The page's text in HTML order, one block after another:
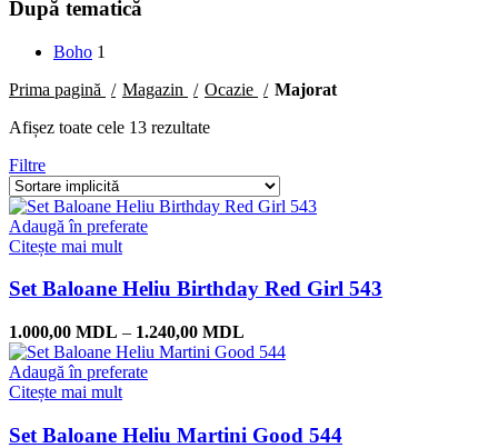
După tematică
Boho 1
Prima pagină
Magazin Ocazie
Majorat
Afișez toate cele 13 rezultate
Filtre
Adaugă în preferate
Citește mai mult
Set Baloane Heliu Birthday Red Girl 543
1.000,00 MDL – 1.240,00 MDL
Adaugă în preferate
Citește mai mult
Set Baloane Heliu Martini Good 544